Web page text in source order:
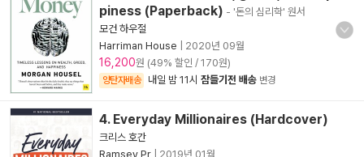
piness (Paperback) - '돈의 심리학' 원서
모건 하우절
Harriman House
2020년 09월
16,200원 (49% 할인 / 170원)
양탄자배송 내일 밤 11시 잠들기전 배송 변경
4. Everyday Millionaires (Hardcover)
크리스 호간
Ramsey Pr
2019년 01월